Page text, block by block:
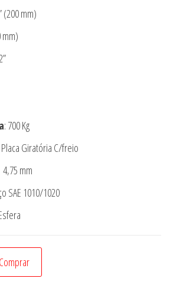
(200 mm)
mm)
: 700 Kg
Placa Giratória C/freio
4,75 mm
SAE 1010/1020
Comprar